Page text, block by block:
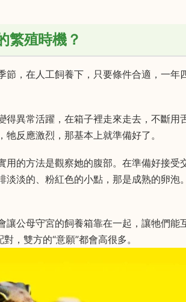
繁殖時機？
節，在人工飼養下，只要條件合適，一年
得異常活躍，在箱子裡走來走去，不斷用
反應激烈，那基本上就準備好了。
用的方法是觀察她的腹部。在準備好接受
淡淡的、粉紅色的小點，那是成熟的卵
讓公母守宮的飼養箱靠在一起，讓牠們能
，雙方的“意願”都會高很多。